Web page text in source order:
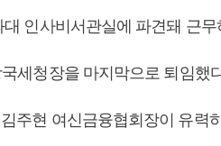
인사비서관실에 파견돼 근무
세청장을 마지막으로 퇴임했
주현 여신금융협회장이 유력